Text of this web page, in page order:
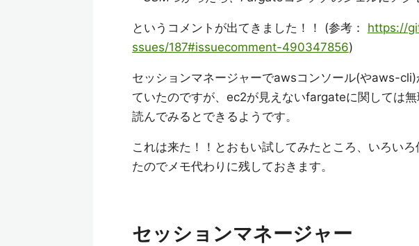
というコメントが出てきました！！ (参考： https://
ssues/187#issuecomment-490347856)
セッションマネージャーでawsコンソール(やaws-
ていたのですが、ec2が見えないfargateに関しては無
読んでみるとできるようです。
これは来た！！とおもい試してみたところ、いろい
たのでメモ代わりに残しておきます。
セッションマネージャー